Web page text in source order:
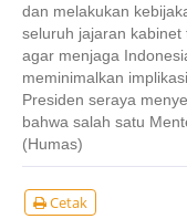
dan melakukan
seluruh jajaran
agar menjaga
meminimalkan
Presiden seraya
bahwa salah satu
(Humas)
Cetak